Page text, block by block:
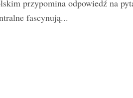
przypomina odpowiedź na
fascynują...